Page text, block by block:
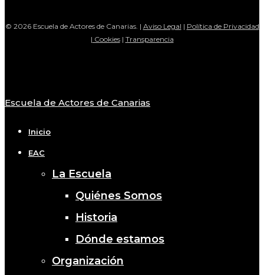
© 2026 Escuela de Actores de Canarias. | Aviso Legal | Política de Privacidad
| Cookies| Transparencia
Close
Escuela de Actores de Canarias
Inicio
EAC
La Escuela
Quiénes Somos
Historia
Dónde estamos
Organización